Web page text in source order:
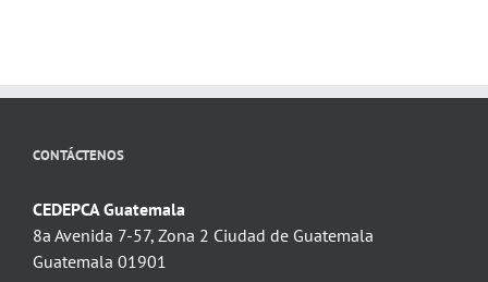
CONTÁCTENOS
CEDEPCA Guatemala
8a Avenida 7-57, Zona 2 Ciudad de Guatemala
Guatemala 01901